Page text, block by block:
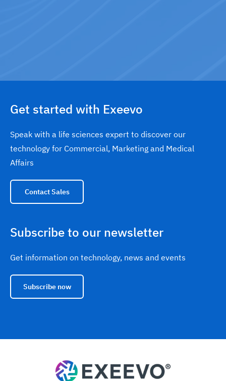
Get started with Exeevo
Speak with a life sciences expert to discover our
technology for Commercial, Marketing and Medical
Affairs
Contact Sales
Subscribe to our newsletter
Get information on technology, news and events
Subscribe now